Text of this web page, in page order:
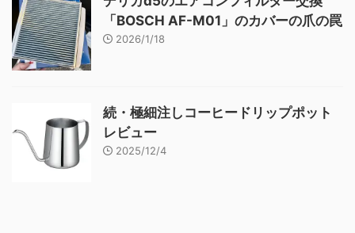
「BOSCH AF-M01」のカバーの爪の罠
2026/1/18
続・極細注しコーヒードリップポット
レビュー
2025/12/4